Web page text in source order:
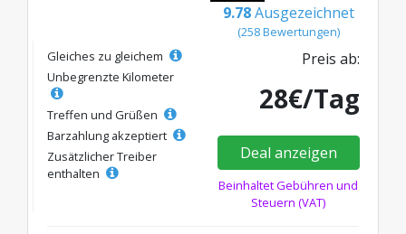
9.78 Ausgezeichnet
(258 Bewertungen)
Gleiches zu gleichem
Unbegrenzte Kilometer
Treffen und Grüßen
Barzahlung akzeptiert
Zusätzlicher Treiber
enthalten
Preis ab:
28€/Tag
Deal anzeigen
Beinhaltet Gebühren und
Steuern (VAT)